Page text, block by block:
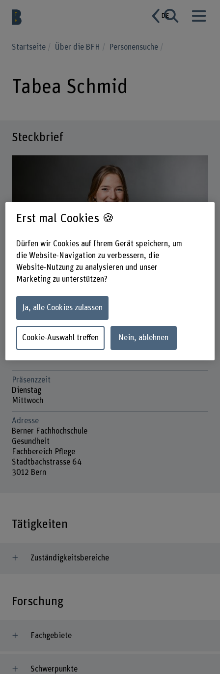
DE
Startseite Über die BFH Personensuche
Tabea Schmid
Steckbrief
Tabea Schmid
Wissenschaftliche Assistentin
Kontakt
E-Mail anzeigen
Präsenzzeit
Dienstag
Mittwoch
Adresse
Berner Fachhochschule
Gesundheit
Fachbereich Pflege
Stadtbachstrasse 64
3012 Bern
Tätigkeiten
Zuständigkeitsbereiche
Forschung
Fachgebiete
Schwerpunkte
Erst mal Cookies 🍪
Dürfen wir Cookies auf Ihrem Gerät speichern, um
die Website-Navigation zu verbessern, die
Website-Nutzung zu analysieren und unser
Marketing zu unterstützen?
Ja, alle Cookies zulassen
Cookie-Auswahl treffen Nein, ablehnen